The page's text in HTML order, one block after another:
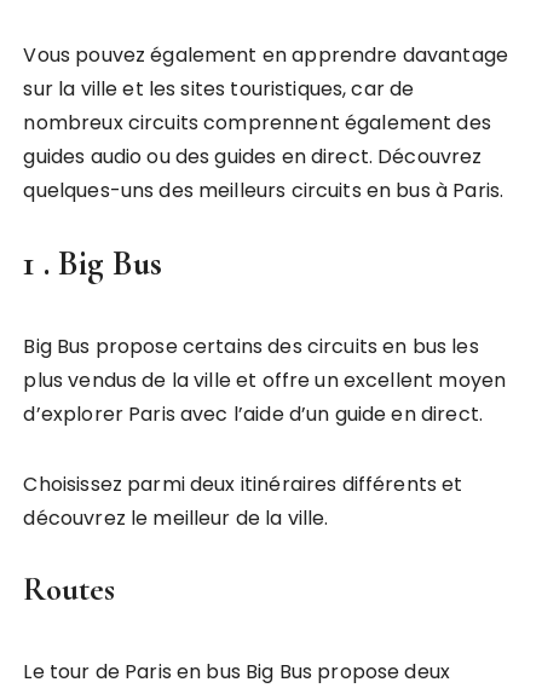
Vous pouvez également en apprendre davantage
sur la ville et les sites touristiques, car de
nombreux circuits comprennent également des
guides audio ou des guides en direct. Découvrez
quelques-uns des meilleurs circuits en bus à Paris.
1 .Big Bus
Big Bus propose certains des circuits en bus les
plus vendus de la ville et offre un excellent moyen
d’explorer Paris avec l’aide d’un guide en direct.
Choisissez parmi deux itinéraires différents et
découvrez le meilleur de la ville.
Routes
Le tour de Paris en bus Big Bus propose deux